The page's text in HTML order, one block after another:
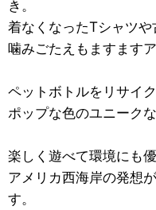
き。
着なくなったTシャツ
噛みごたえもますます
ペットボトルをリサイ
ポップな色のユニーク
楽しく遊べて環境にも優
アメリカ西海岸の発想
す。